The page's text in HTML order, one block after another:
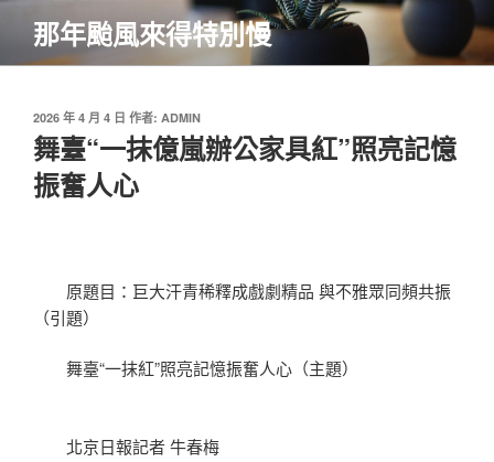
主
那年颱風來得特別慢
發
佈
於
2026 年 4 月 4 日 作者: ADMIN
舞臺“一抹億嵐辦公家具紅”照亮記憶
振奮人心
原題目：巨大汗青稀釋成戲劇精品 與不雅眾同頻共振
（引題）
舞臺“一抹紅”照亮記憶振奮人心（主題）
北京日報記者 牛春梅